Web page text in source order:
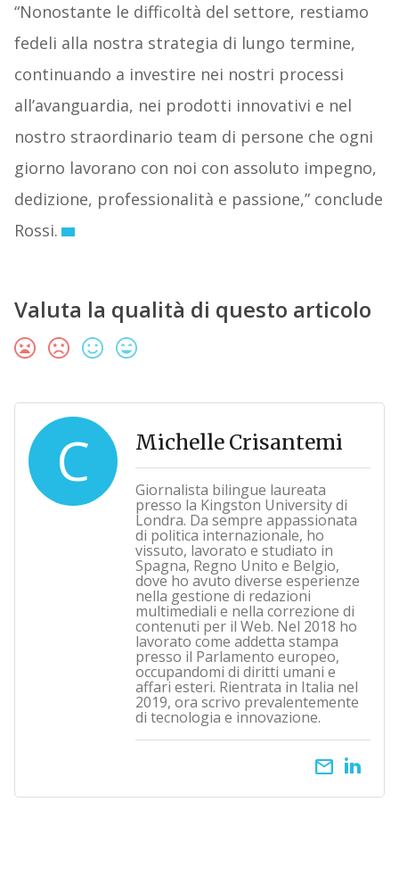
“Nonostante le difficoltà del settore, restiamo
fedeli alla nostra strategia di lungo termine,
continuando a investire nei nostri processi
all’avanguardia, nei prodotti innovativi e nel
nostro straordinario team di persone che ogni
giorno lavorano con noi con assoluto impegno,
dedizione, professionalità e passione,” conclude
Rossi.
Valuta la qualità di questo articolo
C Michelle Crisantemi
Giornalista bilingue laureata
presso la Kingston University di
Londra. Da sempre appassionata
di politica internazionale, ho
vissuto, lavorato e studiato in
Spagna, Regno Unito e Belgio,
dove ho avuto diverse esperienze
nella gestione di redazioni
multimediali e nella correzione di
contenuti per il Web. Nel 2018 ho
lavorato come addetta stampa
presso il Parlamento europeo,
occupandomi di diritti umani e
affari esteri. Rientrata in Italia nel
2019, ora scrivo prevalentemente
di tecnologia e innovazione.
email